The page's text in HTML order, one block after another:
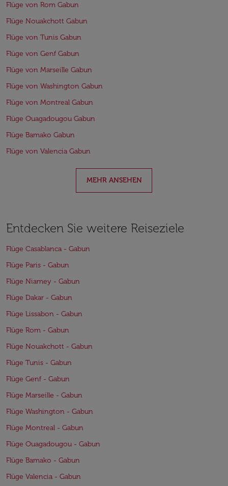
Flüge von Rom Gabun
Flüge Nouakchott Gabun
Flüge von Tunis Gabun
Flüge von Genf Gabun
Flüge von Marseille Gabun
Flüge von Washington Gabun
Flüge von Montreal Gabun
Flüge Ouagadougou Gabun
Flüge Bamako Gabun
Flüge von Valencia Gabun
MEHR ANSEHEN
Entdecken Sie weitere Reiseziele
Flüge Casablanca - Gabun
Flüge Paris - Gabun
Flüge Niamey - Gabun
Flüge Dakar - Gabun
Flüge Lissabon - Gabun
Flüge Rom - Gabun
Flüge Nouakchott - Gabun
Flüge Tunis - Gabun
Flüge Genf - Gabun
Flüge Marseille - Gabun
Flüge Washington - Gabun
Flüge Montreal - Gabun
Flüge Ouagadougou - Gabun
Flüge Bamako - Gabun
Flüge Valencia - Gabun